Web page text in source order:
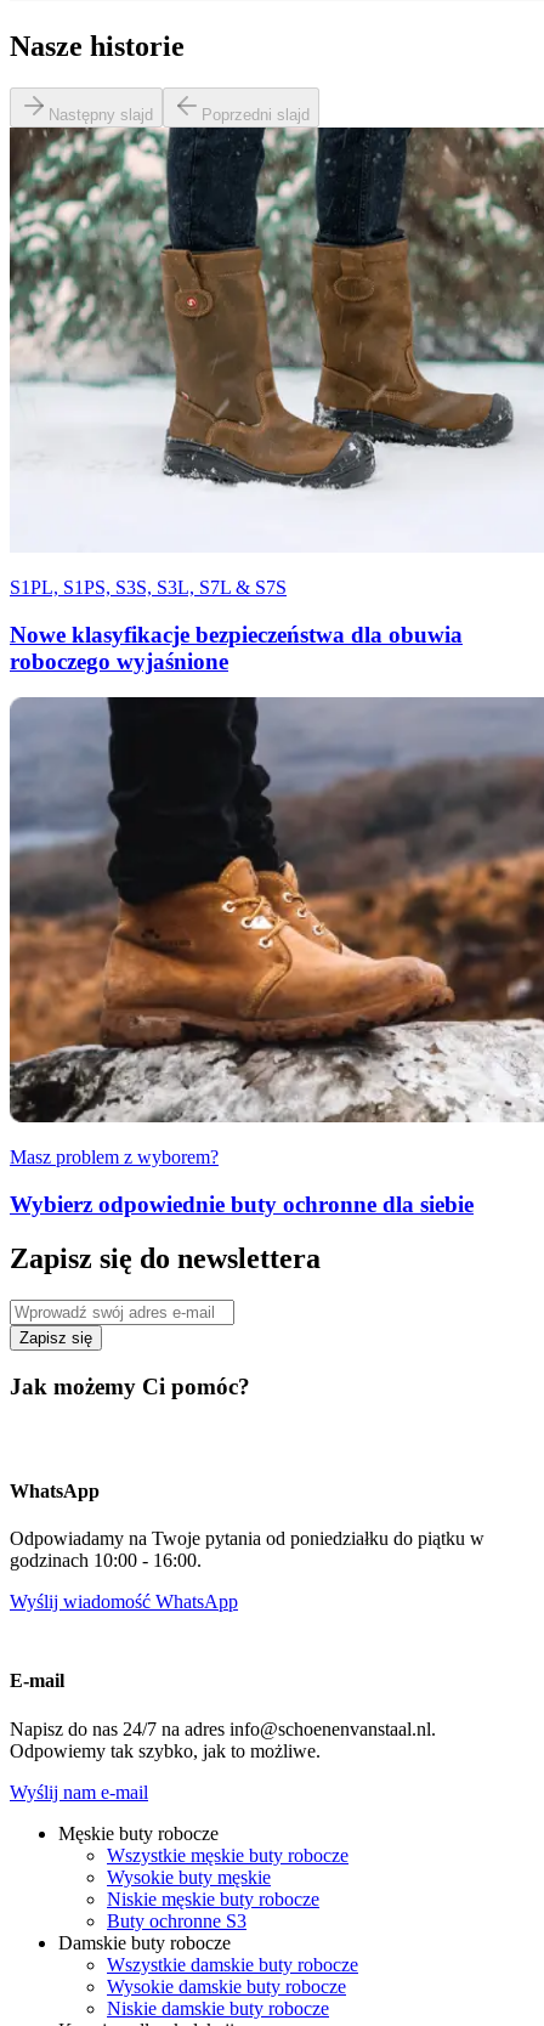
Nasze historie
Następny slajd Poprzedni slajd
S1PL, S1PS, S3S, S3L, S7L & S7S
Nowe klasyfikacje bezpieczeństwa dla obuwia
roboczego wyjaśnione
Masz problem z wyborem?
Wybierz odpowiednie buty ochronne dla siebie
Zapisz się do newslettera
Zapisz się
Jak możemy Ci pomóc?
WhatsApp
Odpowiadamy na Twoje pytania od poniedziałku do piątku w
godzinach 10:00 - 16:00.
Wyślij wiadomość WhatsApp
E-mail
Napisz do nas 24/7 na adres info@schoenenvanstaal.nl.
Odpowiemy tak szybko, jak to możliwe.
Wyślij nam e-mail
Męskie buty robocze
Wszystkie męskie buty robocze
Wysokie buty męskie
Niskie męskie buty robocze
Buty ochronne S3
Damskie buty robocze
Wszystkie damskie buty robocze
Wysokie damskie buty robocze
Niskie damskie buty robocze